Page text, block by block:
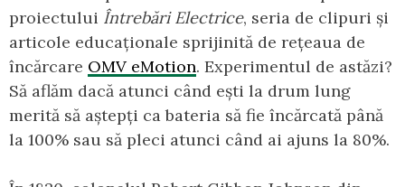
proiectului Întrebări Electrice, seria de clipuri și
articole educaționale sprijinită de rețeaua de
încărcare OMV eMotion. Experimentul de astăzi?
Să aflăm dacă atunci când ești la drum lung
merită să aștepți ca bateria să fie încărcată până
la 100% sau să pleci atunci când ai ajuns la 80%.